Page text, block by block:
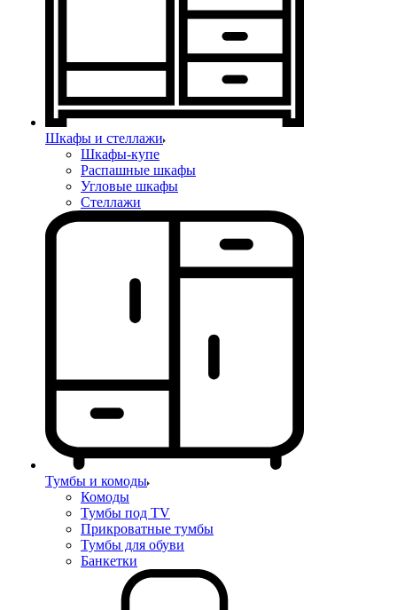
Шкафы и стеллажи
Шкафы-купе
Распашные шкафы
Угловые шкафы
Стеллажи
Тумбы и комоды
Комоды
Тумбы под TV
Прикроватные тумбы
Тумбы для обуви
Банкетки